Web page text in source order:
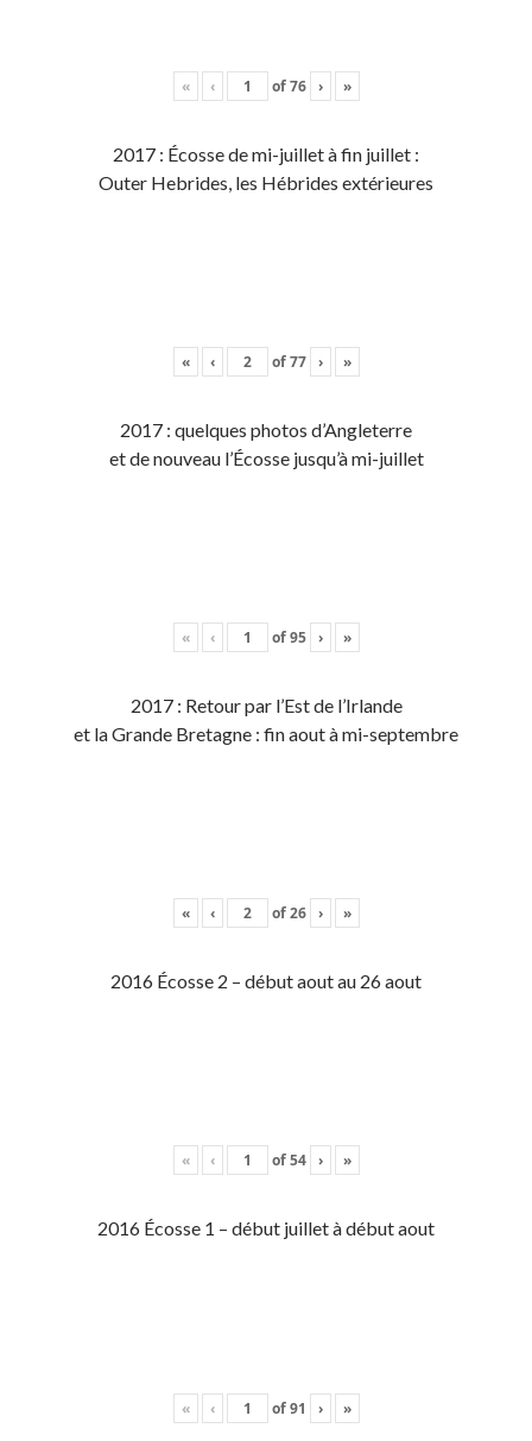
« ‹ of76 › »
2017 : Écosse de mi-juillet à fin juillet :
Outer Hebrides, les Hébrides extérieures
« ‹ of77 › »
2017 : quelques photos d’Angleterre
et de nouveau l’Écosse jusqu’à mi-juillet
« ‹ of95 › »
2017 : Retour par l’Est de l’Irlande
et la Grande Bretagne : fin aout à mi-septembre
« ‹ of26 › »
2016 Écosse 2 – début aout au 26 aout
« ‹ of54 › »
2016 Écosse 1 – début juillet à début aout
« ‹ of91 › »